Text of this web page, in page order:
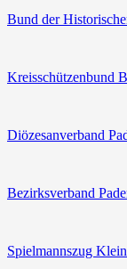
Bund der
Kreisschützenbund
Diözesanverband
Bezirksverband
Spielmannszug